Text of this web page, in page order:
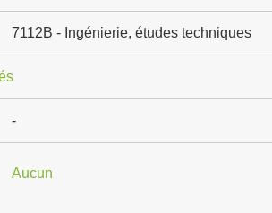
7112B - Ingénierie, études techniques
-
Aucun